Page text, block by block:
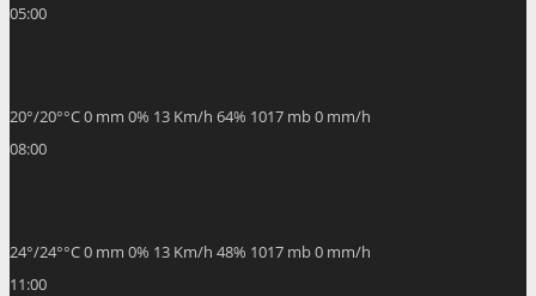
05:00
20°/20°°C0 mm 0% 13 Km/h 64% 1017 mb0 mm/h
08:00
24°/24°°C0 mm 0% 13 Km/h 48% 1017 mb0 mm/h
11:00